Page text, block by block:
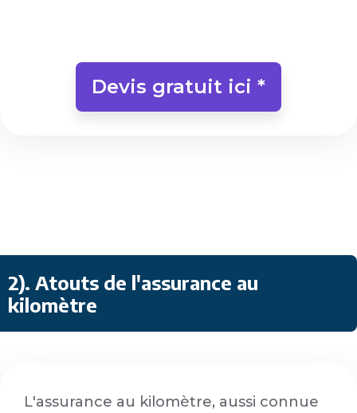
Devis gratuit ici *
2). Atouts de l'assurance au
kilomètre
L'assurance au kilomètre, aussi connue